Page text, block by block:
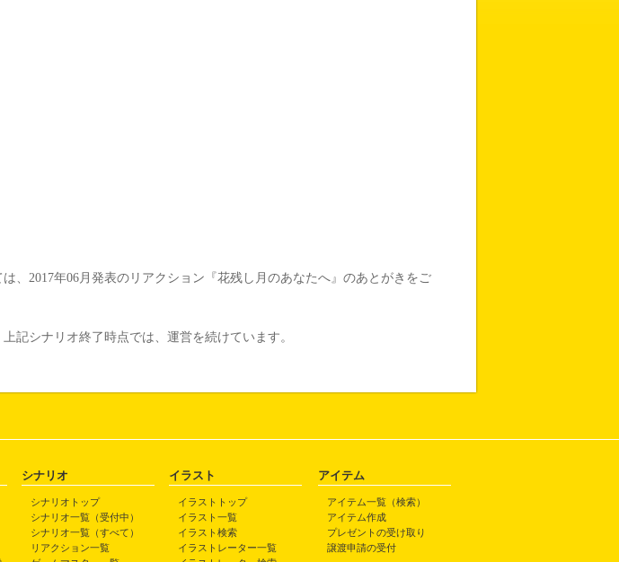
、2017年06月発表のリアクション『花残し月のあなたへ』のあとがきをご
記シナリオ終了時点では、運営を続けています。
シナリオ
シナリオトップ
シナリオ一覧（受付中）
シナリオ一覧（すべて）
リアクション一覧
イラスト
イラストトップ
イラスト一覧
イラスト検索
イラストレーター一覧
アイテム
アイテム一覧（検索）
アイテム作成
プレゼントの受け取り
譲渡申請の受付